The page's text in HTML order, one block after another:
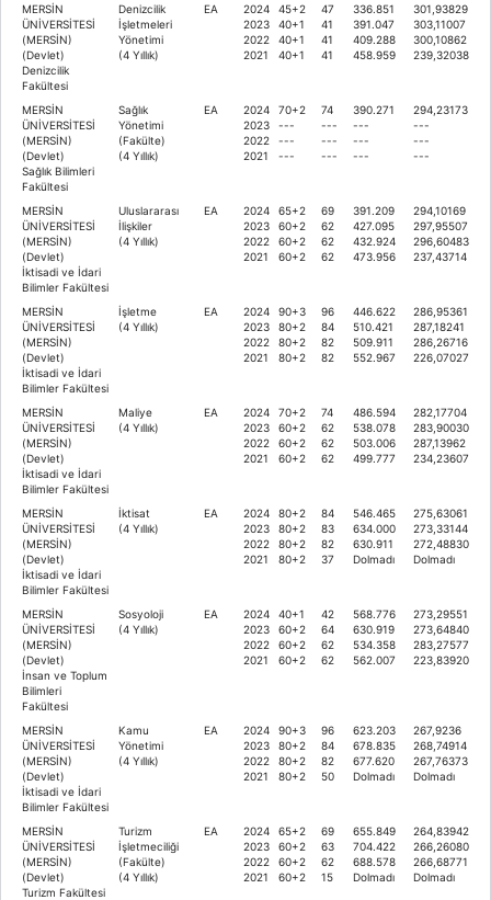
MERSİN
ÜNİVERSİTESİ
(MERSİN)
(Devlet)
Denizcilik
Fakültesi
Denizcilik
İşletmeleri
Yönetimi
(4 Yıllık)
EA
2024
2023
2022
2021
45+2
40+1
40+1
40+1
47
41
41
41
336.851
391.047
409.288
458.959
301,93829
303,11007
300,10862
239,32038
MERSİN
ÜNİVERSİTESİ
(MERSİN)
(Devlet)
Sağlık Bilimleri
Fakültesi
Sağlık
Yönetimi
(Fakülte)
(4 Yıllık)
EA
2024
2023
2022
2021
70+2
---
---
---
74
---
---
---
390.271
---
---
---
294,23173
---
---
---
MERSİN
ÜNİVERSİTESİ
(MERSİN)
(Devlet)
İktisadi ve İdari
Bilimler Fakültesi
Uluslararası
İlişkiler
(4 Yıllık)
EA
2024
2023
2022
2021
65+2
60+2
60+2
60+2
69
62
62
62
391.209
427.095
432.924
473.956
294,10169
297,95507
296,60483
237,43714
MERSİN
ÜNİVERSİTESİ
(MERSİN)
(Devlet)
İktisadi ve İdari
Bilimler Fakültesi
İşletme
(4 Yıllık)
EA
2024
2023
2022
2021
90+3
80+2
80+2
80+2
96
84
82
82
446.622
510.421
509.911
552.967
286,95361
287,18241
286,26716
226,07027
MERSİN
ÜNİVERSİTESİ
(MERSİN)
(Devlet)
İktisadi ve İdari
Bilimler Fakültesi
Maliye
(4 Yıllık)
EA
2024
2023
2022
2021
70+2
60+2
60+2
60+2
74
62
62
62
486.594
538.078
503.006
499.777
282,17704
283,90030
287,13962
234,23607
MERSİN
ÜNİVERSİTESİ
(MERSİN)
(Devlet)
İktisadi ve İdari
Bilimler Fakültesi
İktisat
(4 Yıllık)
EA
2024
2023
2022
2021
80+2
80+2
80+2
80+2
84
83
82
37
546.465
634.000
630.911
Dolmadı
275,63061
273,33144
272,48830
Dolmadı
MERSİN
ÜNİVERSİTESİ
(MERSİN)
(Devlet)
İnsan ve Toplum
Bilimleri
Fakültesi
Sosyoloji
(4 Yıllık)
EA
2024
2023
2022
2021
40+1
60+2
60+2
60+2
42
64
62
62
568.776
630.919
534.358
562.007
273,29551
273,64840
283,27577
223,83920
MERSİN
ÜNİVERSİTESİ
(MERSİN)
(Devlet)
İktisadi ve İdari
Bilimler Fakültesi
Kamu
Yönetimi
(4 Yıllık)
EA
2024
2023
2022
2021
90+3
80+2
80+2
80+2
96
84
82
50
623.203
678.835
677.620
Dolmadı
267,9236
268,74914
267,76373
Dolmadı
MERSİN
ÜNİVERSİTESİ
(MERSİN)
(Devlet)
Turizm Fakültesi
Turizm
İşletmeciliği
(Fakülte)
(4 Yıllık)
EA
2024
2023
2022
2021
65+2
60+2
60+2
60+2
69
63
62
15
655.849
704.422
688.578
Dolmadı
264,83942
266,26080
266,68771
Dolmadı